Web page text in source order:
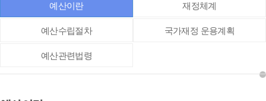
예산이란 재정체계
예산수립절차 국가재정 운용계획
예산관련법령